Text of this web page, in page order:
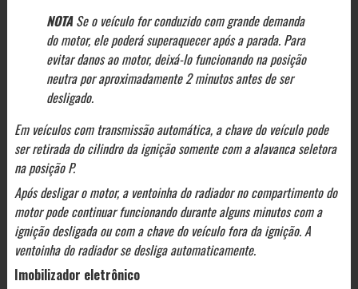
NOTASe o veículo for conduzido com grande demanda
do motor, ele poderá superaquecer após a parada. Para
evitar danos ao motor, deixá-lo funcionando na posição
neutra por aproximadamente 2 minutos antes de ser
desligado.
Em veículos com transmissão automática, a chave do veículo pode
ser retirada do cilindro da ignição somente com a alavanca seletora
na posição P.
Após desligar o motor, a ventoinha do radiador no compartimento do
motor pode continuar funcionando durante alguns minutos com a
ignição desligada ou com a chave do veículo fora da ignição. A
ventoinha do radiador se desliga automaticamente.
Imobilizador eletrônico